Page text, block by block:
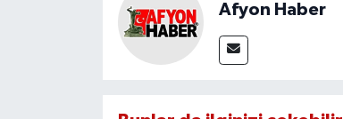
Afyon Haber